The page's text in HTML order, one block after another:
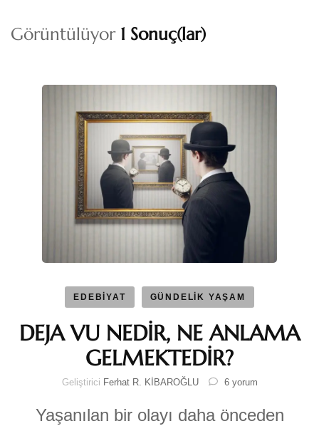
Görüntülüyor 1 Sonuç(lar)
EDEBİYAT GÜNDELİK YAŞAM
DEJA VU NEDİR, NE ANLAMA
GELMEKTEDİR?
Geliştirici Ferhat R. KİBAROĞLU
DEJA
NEDİR,
NE
6 yorum
Yaşanılan bir olayı daha önceden